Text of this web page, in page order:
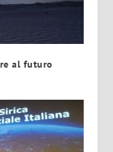
al futuro